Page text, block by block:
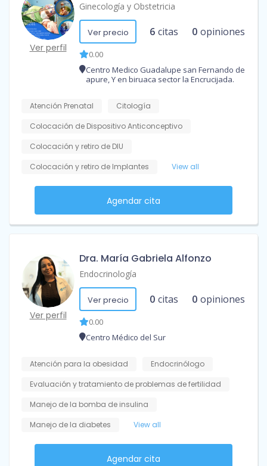
Ver perfil
Ginecología y Obstetricia
Ver precio 6 citas 0 opiniones
0.00
Centro Medico Guadalupe san Fernando de
apure, Y en biruaca sector la Encrucijada.
Atención Prenatal
Citología
Colocación de Dispositivo Anticonceptivo
Colocación y retiro de DIU
Colocación y retiro de Implantes
View all
Agendar cita
Ver perfil
Dra. María Gabriela Alfonzo
Endocrinología
Ver precio 0 citas 0 opiniones
0.00
Centro Médico del Sur
Atención para la obesidad
Endocrinólogo
Evaluación y tratamiento de problemas de fertilidad
Manejo de la bomba de insulina
Manejo de la diabetes
View all
Agendar cita